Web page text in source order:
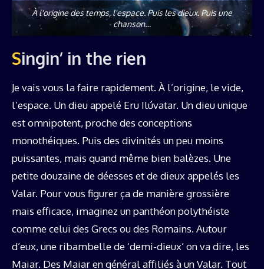
À l'origine des temps, l'espace. Puis les dieux. Puis une
chanson…
Singin’ in the rien
Je vais vous la faire rapidement. À l’origine, le vide,
l’espace. Un dieu appelé Eru Ilúvatar. Un dieu unique
est omnipotent, proche des conceptions
monothéiques. Puis des divinités un peu moins
puissantes, mais quand même bien balèzes. Une
petite douzaine de déesses et de dieux appelés les
Valar. Pour vous figurer ça de manière grossière
mais efficace, imaginez un panthéon polythéiste
comme celui des Grecs ou des Romains. Autour
d’eux, une ribambelle de ‘demi-dieux’ on va dire, les
Maiar. Des Maiar en général affiliés à un Valar. Tout